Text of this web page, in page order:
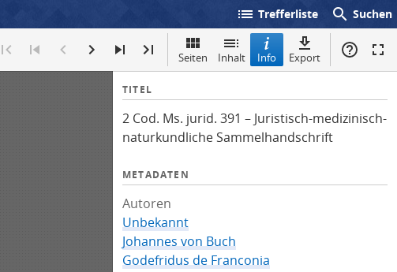
list Trefferliste search Suchen
Seiten Inhalt Info Export
I
f
o
TITEL
2 Cod. Ms. jurid. 391 – Juristisch-medizinisch-
naturkundliche Sammelhandschrift
METADATEN
Autoren
Unbekannt
Johannes von Buch
Godefridus de Franconia